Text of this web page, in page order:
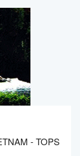
- TOPS